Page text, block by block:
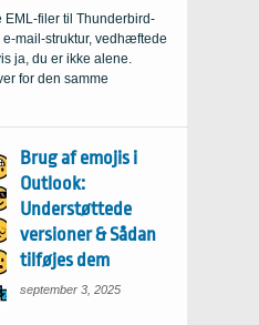
EML-filer til Thunderbird-
mail-struktur, vedhæftede
ja, du er ikke alene.
for den samme
Brug af emojis i
Outlook:
Understøttede
versioner & Sådan
tilføjes dem
september 3, 2025